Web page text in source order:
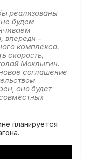
реализованы
будем
впереди -
комплекса.
скорость,
Маклыгин.
соглашение
оно будет
планируется